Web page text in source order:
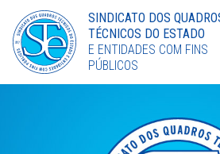
Torne-se Sócio
LinkedIn
SINDICATO DOS
TÉCNICOS DO ESTADO
E ENTIDADES COM FINS
PÚBLICOS